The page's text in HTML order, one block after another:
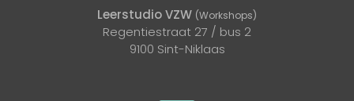
Leerstudio VZW (Workshops)
Regentiestraat 27 / bus 2
9100 Sint-Niklaas